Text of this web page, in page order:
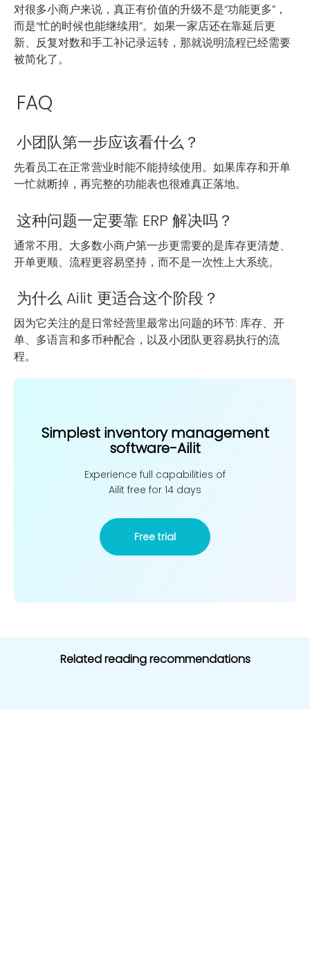
对很多小商户来说，真正有价值的升级不是“功能更多”，
而是“忙的时候也能继续用”。如果一家店还在靠延后更
新、反复对数和手工补记录运转，那就说明流程已经需要
被简化了。
FAQ
小团队第一步应该看什么？
先看员工在正常营业时能不能持续使用。如果库存和开单
一忙就断掉，再完整的功能表也很难真正落地。
这种问题一定要靠 ERP 解决吗？
通常不用。大多数小商户第一步更需要的是库存更清楚、
开单更顺、流程更容易坚持，而不是一次性上大系统。
为什么 Ailit 更适合这个阶段？
因为它关注的是日常经营里最常出问题的环节: 库存、开
单、多语言和多币种配合，以及小团队更容易执行的流
程。
Simplest inventory management
software-Ailit
Experience full capabilities of
Ailit free for 14 days
Free trial
Related reading recommendations